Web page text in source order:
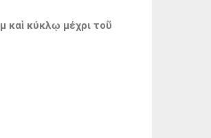
καὶ κύκλῳ μέχρι τοῦ